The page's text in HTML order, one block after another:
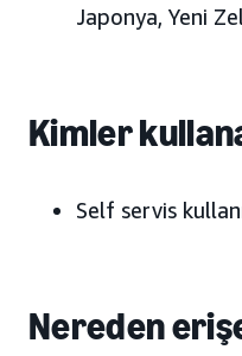
Japonya, Yeni
Kimler
Self servis
Nereden